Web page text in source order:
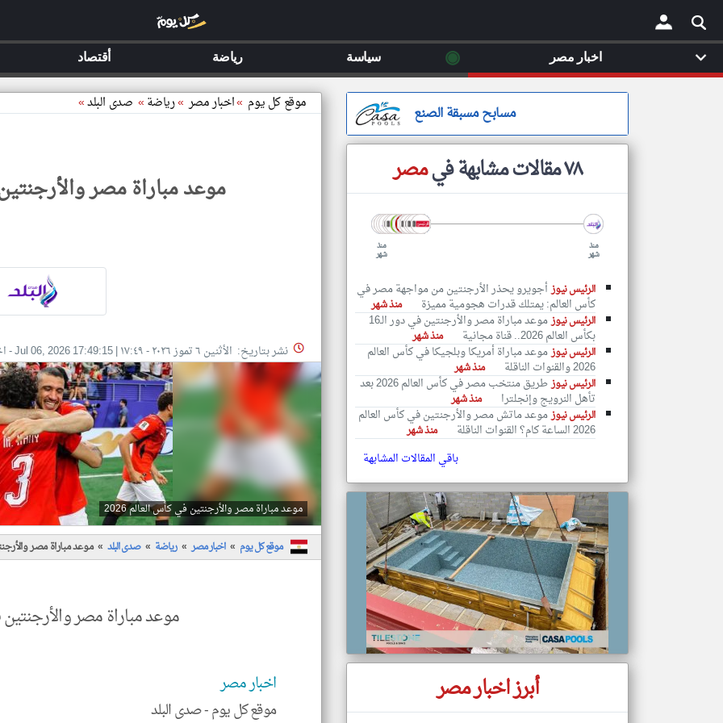
× موقع كل يوم »اخبار مصر »رياضة» صدى البلد»
موعد مباراة مصر والأرجنتين
نشر بتاريخ: الأثنين ٦ تموز ٢٠٢٦ - ١٧:٤٩ |
Jul 06, 2026 17:49:15
-
موعد مباراة مصر والأرجنتين في كأس العالم 2026
موقع كل يوم اخبار مصر رياضة صدى البلد موعد مباراة مصر
موعد مباراة مصر والأرجنتين
اخبار مصر
موقع كل يوم -صدى البلد
مسابح مسبقة الصنع
٧٨ مقالات مشابهة في مصر
منذ
شهر
منذ
شهر
الرئيس نيوز أجويرو يحذر الأرجنتين من مواجهة مصر في
كأس العالم: يمتلك قدرات هجومية مميزة
منذ شهر
الرئيس نيوز
موعد مباراة مصر والأرجنتين في دور الـ16
بكأس العالم 2026.. قناة مجانية
منذ شهر
الرئيس نيوزموعد مباراة أمريكا وبلجيكا في كأس العالم
2026 والقنوات الناقلة
منذ شهر
الرئيس نيوز
طريق منتخب مصر في كأس العالم 2026 بعد
تأهل النرويج وإنجلترا
منذ شهر
الرئيس نيوزموعد ماتش مصر والأرجنتين في كأس العالم
2026 الساعة كام؟ القنوات الناقلة منذ شهر
باقي المقالات المشابهة
أبرز اخبار مصر
اخبار مصر ◉ سياسة رياضة أقتصاد